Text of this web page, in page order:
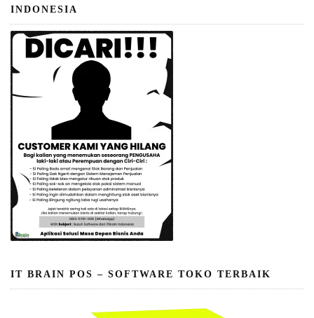
INDONESIA
IT BRAIN POS – SOFTWARE TOKO TERBAIK